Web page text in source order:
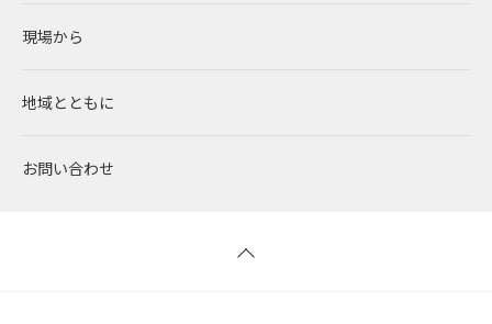
太陽光発電
蓄電事業
風力発電
中期経営計画
私たちの想い
沿革
社会
ガバナンス
ESGデータ
RENOVAで働く
社員インタビュー
新卒採用
IRニュース
経営情報
財務ハイライト
現場から
地域とともに
お問い合わせ